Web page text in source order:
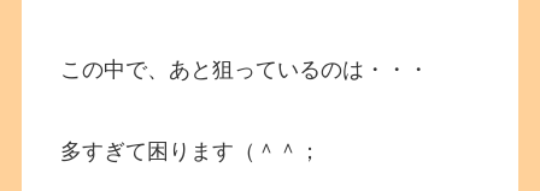
この中で、あと狙っているのは・・・
多すぎて困ります（＾＾；